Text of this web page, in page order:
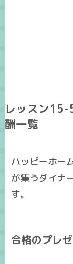
レッスン15-
酬一覧
ハッピーホー
が集うダイナ
す。
合格のプレ